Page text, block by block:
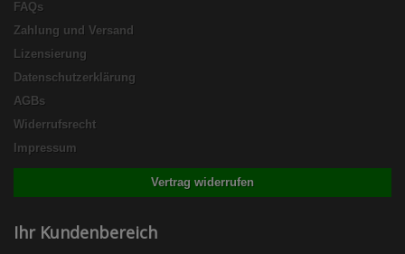
FAQs
Zahlung und Versand
Lizensierung
Datenschutzerklärung
AGBs
Widerrufsrecht
Impressum
Vertrag widerrufen
Ihr Kundenbereich